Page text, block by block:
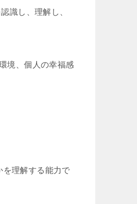
識し、理解し、
境、個人の幸福感
を理解する能力で